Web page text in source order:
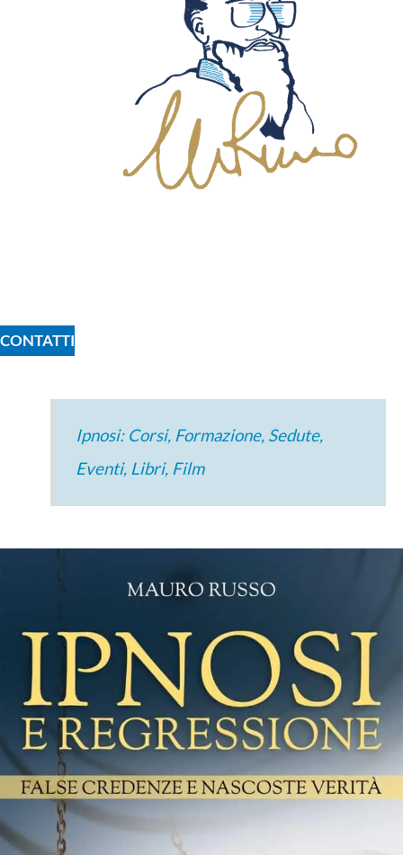
CONTATTI
Ipnosi: Corsi, Formazione, Sedute,
Eventi, Libri, Film